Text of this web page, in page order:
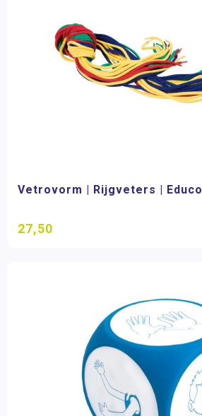
Vetrovorm | Rijgveters | Educo
27,50